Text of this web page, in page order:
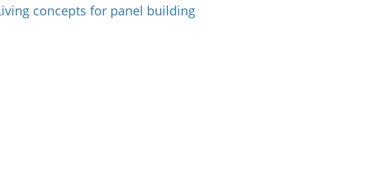
concepts for panel building